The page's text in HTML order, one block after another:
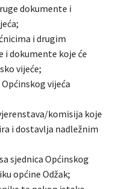
dokumente i
i drugim
i dokumente koje će
vijeće;
vijeća
komisija koje
i dostavlja nadležnim
sjednica Općinskog
općine Odžak;